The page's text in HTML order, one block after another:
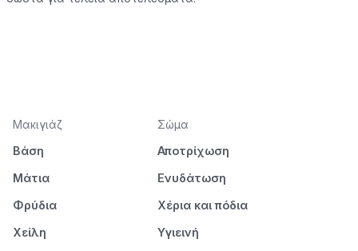
Μακιγιάζ
Βάση
Μάτια
Φρύδια
Χείλη
Σώμα
Αποτρίχωση
Ενυδάτωση
Χέρια και πόδια
Υγιεινή